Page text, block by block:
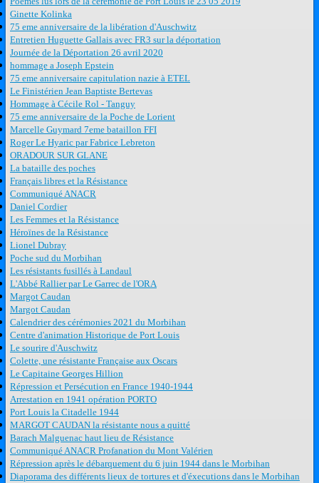
Ginette Kolinka
75 eme anniversaire de la libération d'Auschwitz
Entretien Huguette Gallais avec FR3 sur la déportation
Journée de la Déportation 26 avril 2020
hommage a Joseph Epstein
75 eme anniversaire capitulation nazie à ETEL
Le Finistérien Jean Baptiste Bertevas
Hommage à Cécile Rol - Tanguy
75 eme anniversaire de la Poche de Lorient
Marcelle Guymard 7eme bataillon FFI
Roger Le Hyaric par Fabrice Lebreton
ORADOUR SUR GLANE
La bataille des poches
Français libres et la Résistance
Communiqué ANACR
Daniel Cordier
Les Femmes et la Résistance
Héroïnes de la Résistance
Lionel Dubray
Poche sud du Morbihan
Les résistants fusillés à Landaul
L'Abbé Rallier par Le Garrec de l'ORA
Margot Caudan
Margot Caudan
Calendrier des cérémonies 2021 du Morbihan
Centre d'animation Historique de Port Louis
Le sourire d'Auschwitz
Colette, une résistante Française aux Oscars
Le Capitaine Georges Hillion
Répression et Persécution en France 1940-1944
Arrestation en 1941 opération PORTO
Port Louis la Citadelle 1944
MARGOT CAUDAN la résistante nous a quitté
Barach Malguenac haut lieu de Résistance
Communiqué ANACR Profanation du Mont Valérien
Répression après le débarquement du 6 juin 1944 dans le Morbihan
Diaporama des différents lieux de tortures et d'éxecutions dans le Morbihan